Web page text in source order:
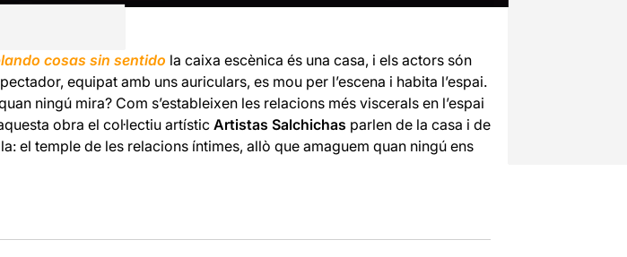
cosas sin sentido la caixa escènica és una casa, i els actors són
equipat amb uns auriculars, es mou per l’escena i habita l’espai.
ningú mira? Com s’estableixen les relacions més viscerals en l’espai
obra el col·lectiu artístic Artistas Salchichas parlen de la casa i de
el temple de les relacions íntimes, allò que amaguem quan ningú ens